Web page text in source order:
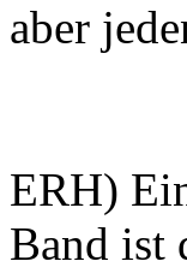
aber
ERH)
Band ist